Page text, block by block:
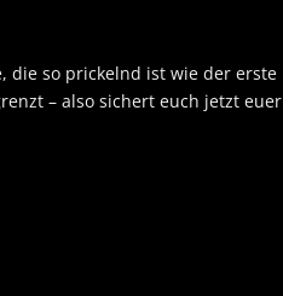
die so prickelnd ist wie der erste
– also sichert euch jetzt euer